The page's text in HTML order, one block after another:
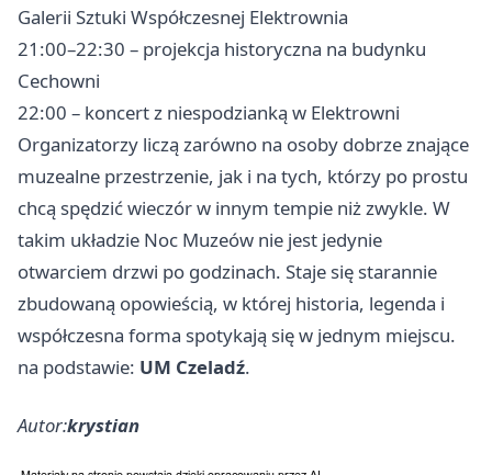
Galerii Sztuki Współczesnej Elektrownia
21:00–22:30 – projekcja historyczna na budynku
Cechowni
22:00 – koncert z niespodzianką w Elektrowni
Organizatorzy liczą zarówno na osoby dobrze znające
muzealne przestrzenie, jak i na tych, którzy po prostu
chcą spędzić wieczór w innym tempie niż zwykle. W
takim układzie Noc Muzeów nie jest jedynie
otwarciem drzwi po godzinach. Staje się starannie
zbudowaną opowieścią, w której historia, legenda i
współczesna forma spotykają się w jednym miejscu.
na podstawie: UM Czeladź.
Autor:krystian